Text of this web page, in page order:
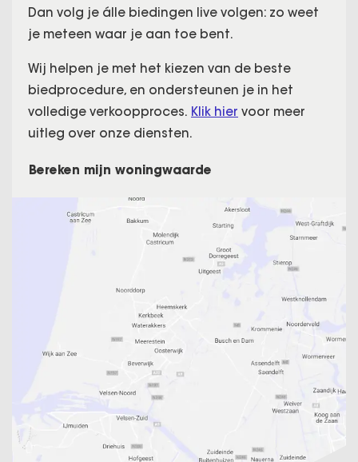
Dan volg je álle biedingen live volgen: zo weet
je meteen waar je aan toe bent.
Wij helpen je met het kiezen van de beste
biedprocedure, en ondersteunen je in het
volledige verkoopproces. Klik hier voor meer
uitleg over onze diensten.
Bereken mijn woningwaarde